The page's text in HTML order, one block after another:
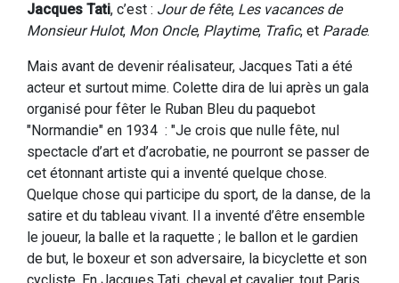
Jacques Tati, c’est : Jour de fête, Les vacances de
Monsieur Hulot, Mon Oncle, Playtime, Trafic, et Parade.
Mais avant de devenir réalisateur, Jacques Tati a été
acteur et surtout mime. Colette dira de lui après un gala
organisé pour fêter le Ruban Bleu du paquebot
"Normandie" en 1934 : "Je crois que nulle fête, nul
spectacle d’art et d’acrobatie, ne pourront se passer de
cet étonnant artiste qui a inventé quelque chose.
Quelque chose qui participe du sport, de la danse, de la
satire et du tableau vivant. Il a inventé d’être ensemble
le joueur, la balle et la raquette ; le ballon et le gardien
de but, le boxeur et son adversaire, la bicyclette et son